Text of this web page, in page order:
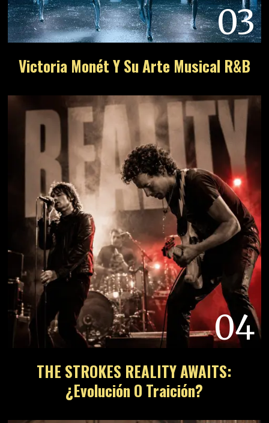
03
Victoria Monét Y Su Arte Musical R&B
04
THE STROKES REALITY AWAITS:
¿Evolución O Traición?